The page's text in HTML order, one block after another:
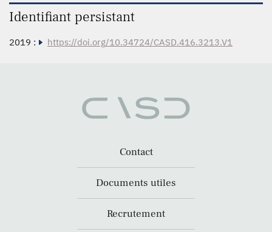
Identifiant persistant
2019 : https://doi.org/10.34724/CASD.416.3213.V1
Contact
Documents utiles
Recrutement